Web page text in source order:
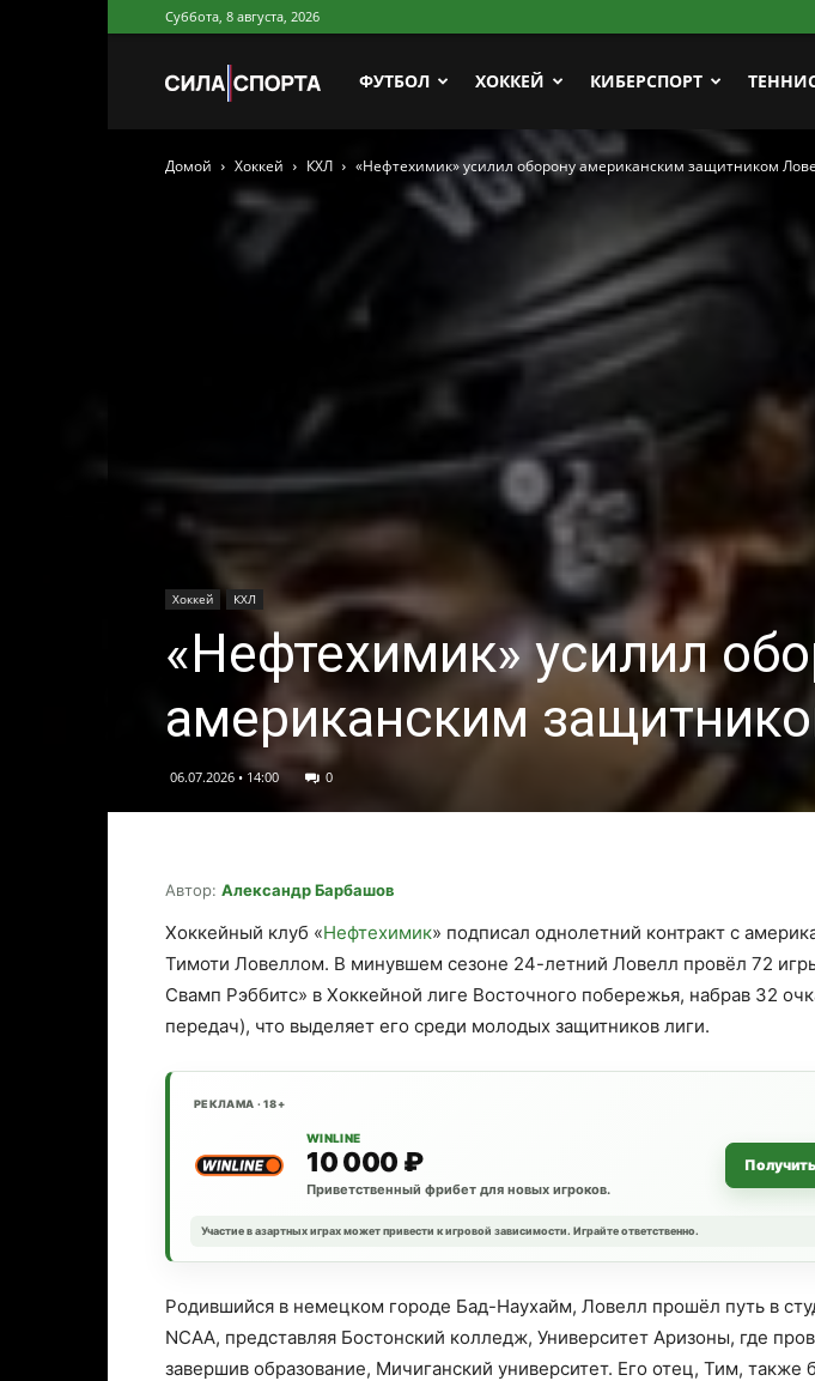
Суббота, 8 августа, 2026
Сила
Спорта
ФУТБОЛ ХОККЕЙ КИБЕРСПОРТ
Домой Хоккей КХЛ «Нефтехимик» усилил оборону американским защитником
Хоккей КХЛ
«Нефтехимик» усилил
американским
06.07.2026 • 14:00 0
Автор: Александр Барбашов
Хоккейный клуб «Нефтехимик» подписал однолетний контракт с
Тимоти Ловеллом. В минувшем сезоне 24-летний Ловелл провёл 72
Свамп Рэббитс» в Хоккейной лиге Восточного побережья, набрав 32
передач), что выделяет его среди молодых защитников лиги.
РЕКЛАМА · 18+
WINLINE
10 000 ₽
Приветственный фрибет для новых игроков.
Участие в азартных играх может привести к игровой зависимости. Играйте ответственно.
Родившийся в немецком городе Бад-Наухайм, Ловелл прошёл путь в
NCAA, представляя Бостонский колледж, Университет Аризоны, где
завершив образование, Мичиганский университет. Его отец, Тим, также